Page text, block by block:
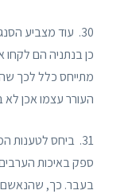
30. עוד מצביע
כן בנתניה הם
מתייחס כלל לכך
העורר עצמו אכן
31. ביחס
ספק באיכות
בעבר. כך, שהנאשם